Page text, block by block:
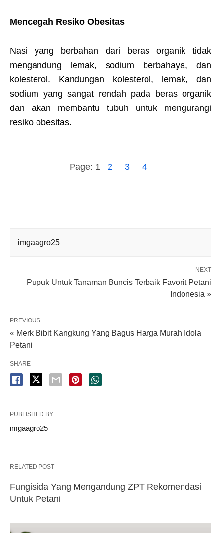
Mencegah Resiko Obesitas
Nasi yang berbahan dari beras organik tidak
mengandung lemak, sodium berbahaya, dan
kolesterol. Kandungan kolesterol, lemak, dan
sodium yang sangat rendah pada beras organik
dan akan membantu tubuh untuk mengurangi
resiko obesitas.
Page: 1 2 3 4
imgaagro25
NEXT
Pupuk Untuk Tanaman Buncis Terbaik Favorit Petani
Indonesia »
PREVIOUS
« Merk Bibit Kangkung Yang Bagus Harga Murah Idola
Petani
SHARE
PUBLISHED BY
imgaagro25
RELATED POST
Fungisida Yang Mengandung ZPT Rekomendasi
Untuk Petani